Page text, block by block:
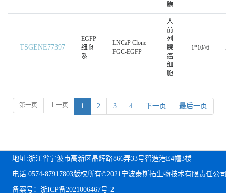
胞
TSGENE77397
EGFP
细胞
系
LNCaP Clone
FGC-EGFP
人
前
列
腺
癌
细
胞
1*10^6
第一页 上一页 1 2 3 4 下一页 最后一页
地址:浙江省宁波市高新区晶辉路866弄33号智造港E4幢3楼
电话:0574-87917803版权所有©2021宁波泰斯拓生物技术有限责任公
备案号：浙ICP备2021006467号-2